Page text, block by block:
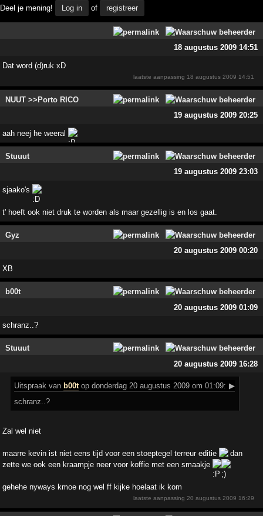
Deel je mening! Log in of registreer
18 augustus 2009 14:51
Dat word (d)ruk xD
laatste aanpassing 18 augustus 2009 14:51
NUUT >>Porto RICO
19 augustus 2009 20:25
aah neej he weeral
Stuuut
19 augustus 2009 23:03
sjaako's
t' hoeft ook niet druk te worden als maar gezellig is en los gaat.
Gyz
20 augustus 2009 00:20
XB
b00t
20 augustus 2009 01:09
schranz..?
Stuuut
20 augustus 2009 16:28
Uitspraak van b00top donderdag 20 augustus 2009 om 01:09: ▶
schranz..?
Zal wel niet
maarre kevin ist niet eens tijd voor een stoeptegel terreur editie
dan
zette we ook een kraampje neer voor koffie met een smaakje
gehehe nyways kmoe nog wel ff kijke hoelaat ik kom
laatste aanpassing20 augustus 2009 16:29